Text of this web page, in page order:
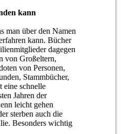
kann
man über den Namen
kann. Bücher
dagegen
von Großeltern,
von Personen,
Stammbücher,
eine schnelle
Jahren der
leicht gehen
sterben auch die
Besonders wichtig